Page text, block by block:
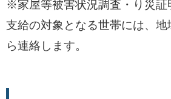
※家屋等被害状況調査・り災証
支給の対象となる世帯には、
ら連絡します。